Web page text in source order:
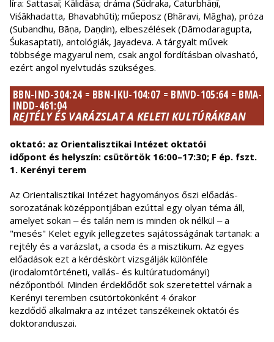
líra: Sattasaī; Kālidāsa; dráma (Śūdraka, Caturbhāṇī,
Viśākhadatta, Bhavabhūti); műeposz (Bhāravi, Māgha), próza
(Subandhu, Bāṇa, Daṇḍin), elbeszélések (Dāmodaragupta,
Śukasaptati), antológiák, Jayadeva. A tárgyalt művek
többsége magyarul nem, csak angol fordításban olvasható,
ezért angol nyelvtudás szükséges.
BBN-IND-304:24 = BBN-IKU-104:07 = BMVD-105:64 = BMA-
INDD-461:04
REJTÉLY ÉS VARÁZSLAT A KELETI KULTÚRÁKBAN
oktató: az Orientalisztikai Intézet oktatói
időpont és helyszín: csütörtök 16:00–17:30; F ép. fszt.
1. Kerényi terem
Az Orientalisztikai Intézet hagyományos őszi előadás-
sorozatának középpontjában ezúttal egy olyan téma áll,
amelyet sokan ‒ és talán nem is minden ok nélkül ‒ a
"mesés" Kelet egyik jellegzetes sajátosságának tartanak: a
rejtély és a varázslat, a csoda és a misztikum. Az egyes
előadások ezt a kérdéskört vizsgálják különféle
(irodalomtörténeti, vallás- és kultúratudományi)
nézőpontból. Minden érdeklődőt sok szeretettel várnak a
Kerényi teremben csütörtökönként 4 órakor
kezdődő alkalmakra az intézet tanszékeinek oktatói és
doktoranduszai.